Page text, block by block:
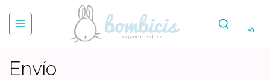
×0
Envío